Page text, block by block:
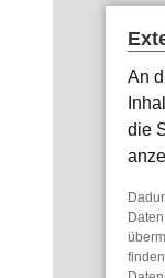
An
die